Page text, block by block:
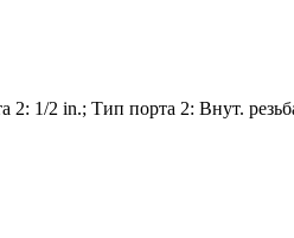
1/2 in.; Тип порта 2: Внут.